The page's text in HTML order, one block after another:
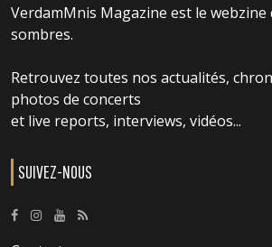
VerdamMnis Magazine est le webzine
sombres.
Retrouvez toutes nos actualités,
photos de concerts
et live reports, interviews, vidéos...
SUIVEZ-NOUS